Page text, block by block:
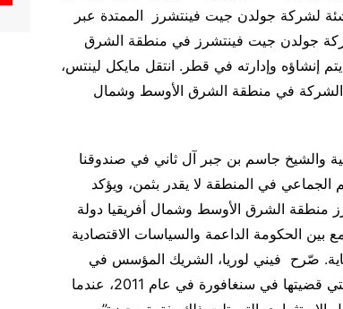
لشركة جولدن جيت فينتشرز الممتدة عبر
جولدن جيت فينتشرز في منطقة الشرق
إنشاؤه وإدارته في قطر. انتقل مايكل لينتس،
في منطقة الشرق الأوسط وشمال
والشيخ جاسم بن جبر آل ثاني في صندوقنا
في المنطقة لا يقدر بثمن، ويؤكد
منطقة الشرق الأوسط وشمال أفريقيا دولة
الحكومة الداعمة والسياسات الاقتصادية
للغاية. صّرح فيني لوريا، الشريك المؤسس في
شركة جولدن جيت فينتشرز ، قائلاً: “إن هذا يذكرني بالأيام الأولى التي قضيتها في سنغافورة في عام 2011، عندما